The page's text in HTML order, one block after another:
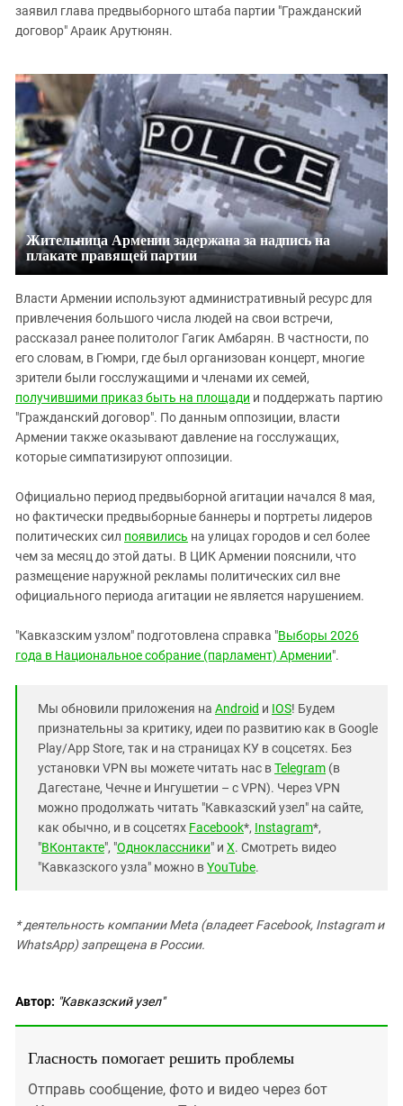
заявил глава предвыборного штаба партии "Гражданский
договор" Араик Арутюнян.
Жительница Армении задержана за надпись на
плакате правящей партии
Власти Армении используют административный ресурс для
привлечения большого числа людей на свои встречи,
рассказал ранее политолог Гагик Амбарян. В частности, по
его словам, в Гюмри, где был организован концерт, многие
зрители были госслужащими и членами их семей,
получившими приказ быть на площади и поддержать партию
"Гражданский договор". По данным оппозиции, власти
Армении также оказывают давление на госслужащих,
которые симпатизируют оппозиции.
Официально период предвыборной агитации начался 8 мая,
но фактически предвыборные баннеры и портреты лидеров
политических сил появились на улицах городов и сел более
чем за месяц до этой даты. В ЦИК Армении пояснили, что
размещение наружной рекламы политических сил вне
официального периода агитации не является нарушением.
"Кавказским узлом" подготовлена справка "Выборы 2026
года в Национальное собрание (парламент) Армении".
Мы обновили приложения на Android и IOS! Будем
признательны за критику, идеи по развитию как в Google
Play/App Store, так и на страницах КУ в соцсетях. Без
установки VPN вы можете читать нас вTelegram (в
Дагестане, Чечне и Ингушетии – с VPN). Через VPN
можно продолжать читать "Кавказский узел" на сайте,
как обычно, и в соцсетях Facebook*, Instagram*,
"ВКонтакте", "Одноклассники" и X. Смотреть видео
"Кавказского узла" можно вYouTube.
* деятельность компании Meta (владеет Facebook, Instagram и
WhatsApp) запрещена в России.
Автор: "Кавказский узел"
Гласность помогает решить проблемы
Отправь сообщение, фото и видео через бот